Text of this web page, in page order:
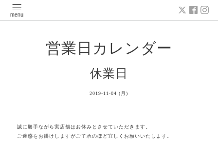
営業日カレンダー
休業日
2019-11-04 (月)
誠に勝手ながら実店舗はお休みとさせていただきます。
ご迷惑をお掛けしますがご了承のほど宜しくお願いいたします。